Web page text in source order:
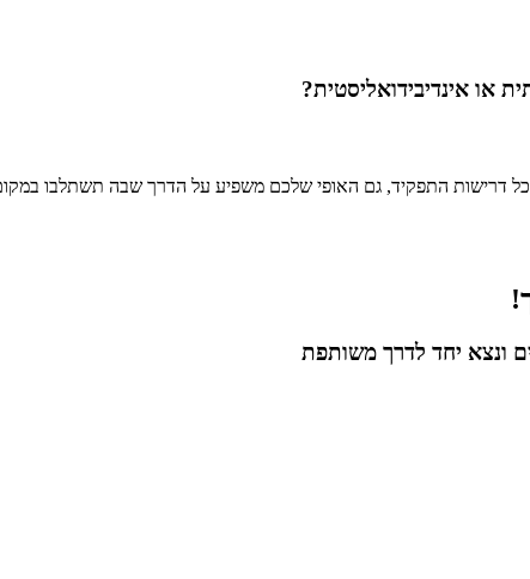
או אינדיבידואליסטית?
דרישות התפקיד, גם האופי שלכם משפיע על הדרך שבה תשתלבו
ונצא יחד לדרך משותפת